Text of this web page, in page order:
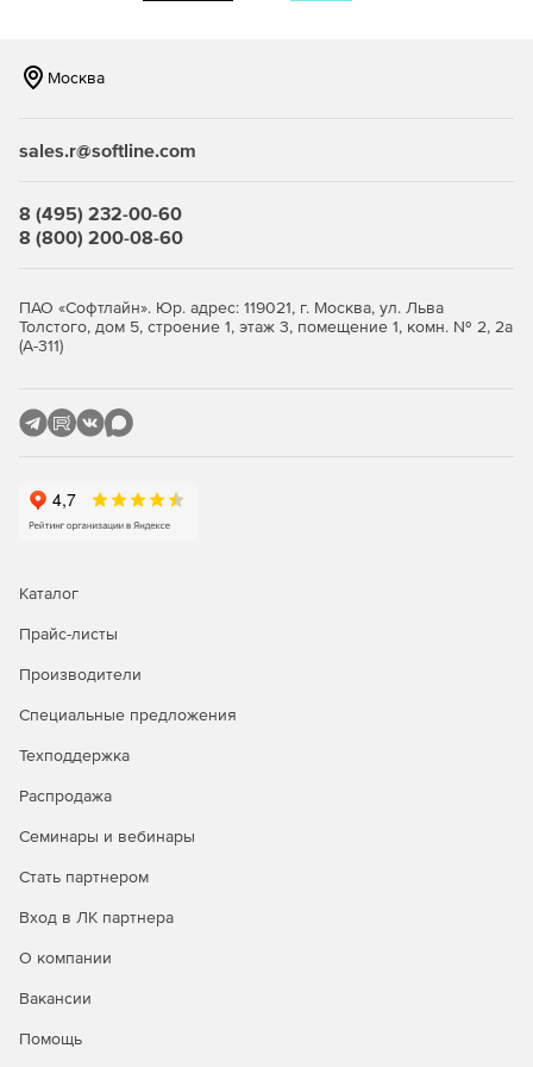
Регистрация попыток доступа к ПЭВМ.
Достоинства электронного замка «Соболь»:
Защита информации, составляющей государственную
криптографических приложений.
Поддержка идентификаторов iButton, iKey 2032,
eToken PRO, eToken PRO (Java) и Rutoken S/ RF S.
Mini PCI-E) и вариантов комплектации.
Linux.
Поддержка высокоскоростного режима USB 2.0/3.0
Новое в версии ПАК «Соболь» 4.0:
Функционирование в среде UEFI.
работать с жесткими дисками объемом более 2 Тб.
Возможность применения современных
идентификаторов JaCarta, Рутокен ЭЦП: USB-ключи:
Рутокен ЭЦП 2.0 и Рутокен Lite; смарт-карты: JaCarta-2
Москва
sales.r@softline.com
8 (495) 232-00-60
8 (800) 200-08-60
ПАО «Софтлайн». Юр. адрес: 119021, г. Москва, ул. Льва
Толстого, дом 5, строение 1, этаж 3, помещение 1, комн. № 2, 2а
(А-311)
Каталог
Прайс-листы
Производители
Специальные предложения
Техподдержка
Распродажа
Семинары и вебинары
Стать партнером
Вход в ЛК партнера
О компании
Вакансии
Помощь